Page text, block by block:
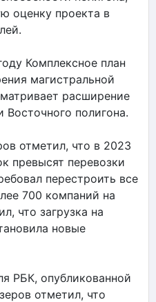
оценку проекта в
Комплексное план
магистральной
расширение
Восточного полигона.
отметил, что в 2023
превысят перевозки
перестроить все
700 компаний на
что загрузка на
новые
РБК, опубликованной
отметил, что